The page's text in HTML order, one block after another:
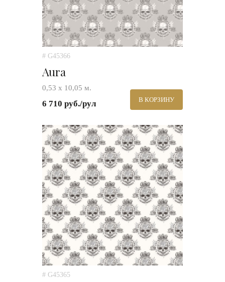
# G45366
Aura
0,53 х 10,05 м.
6 710 руб./рул В КОРЗИНУ
# G45365